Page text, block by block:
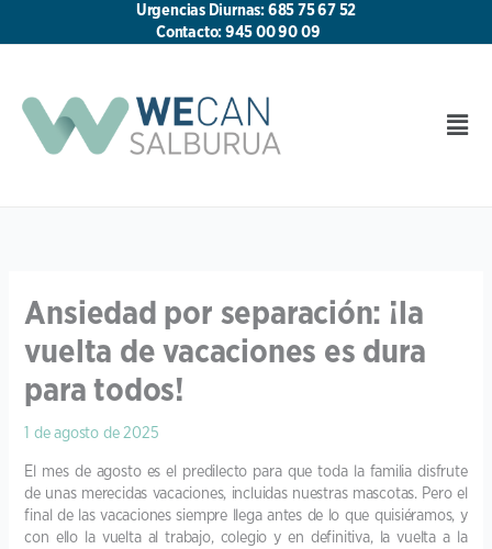
Urgencias Diurnas: 685 75 67 52
Contacto: 945 00 90 09
Ansiedad por separación: ¡la
vuelta de vacaciones es dura
para todos!
1 de agosto de 2025
El mes de agosto es el predilecto para que toda la familia disfrute
de unas merecidas vacaciones, incluidas nuestras mascotas. Pero el
final de las vacaciones siempre llega antes de lo que quisiéramos, y
con ello la vuelta al trabajo, colegio y en definitiva, la vuelta a la